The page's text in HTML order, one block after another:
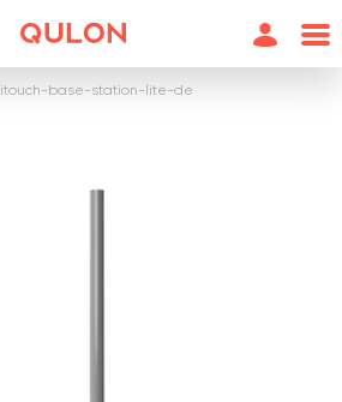
litouch-base-station-lite-de